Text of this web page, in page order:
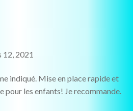
12, 2021
indiqué. Mise en place rapide et
pour les enfants! Je recommande.